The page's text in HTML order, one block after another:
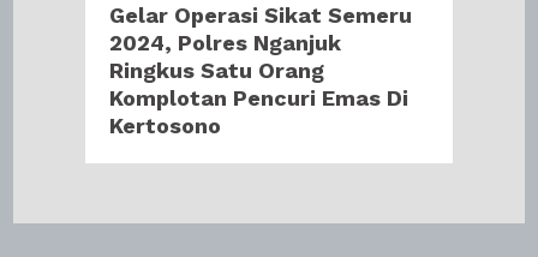
Gelar Operasi Sikat Semeru
2024, Polres Nganjuk
Ringkus Satu Orang
Komplotan Pencuri Emas Di
Kertosono